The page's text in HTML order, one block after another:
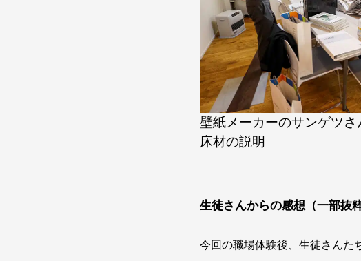
壁紙メーカーのサンゲツさ
床材の説明
生徒さんからの感想（一部抜粋
今回の職場体験後、生徒さんた